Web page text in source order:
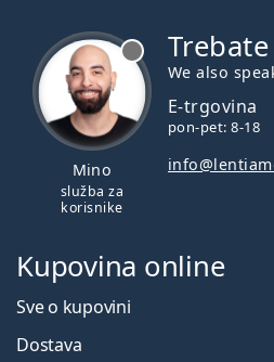
Mino
služba za
korisnike
We also
E-trgovina
pon-pet: 8-18
Kupovina online
Sve o kupovini
Dostava